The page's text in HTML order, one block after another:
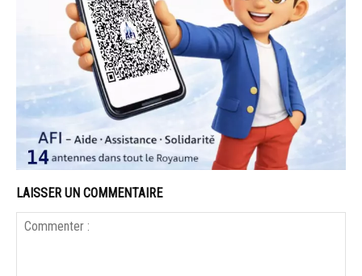
LAISSER UN COMMENTAIRE